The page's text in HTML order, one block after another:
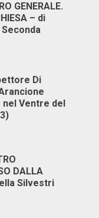
GENERALE.
– di
Di
Ventre del
DALLA
Silvestri